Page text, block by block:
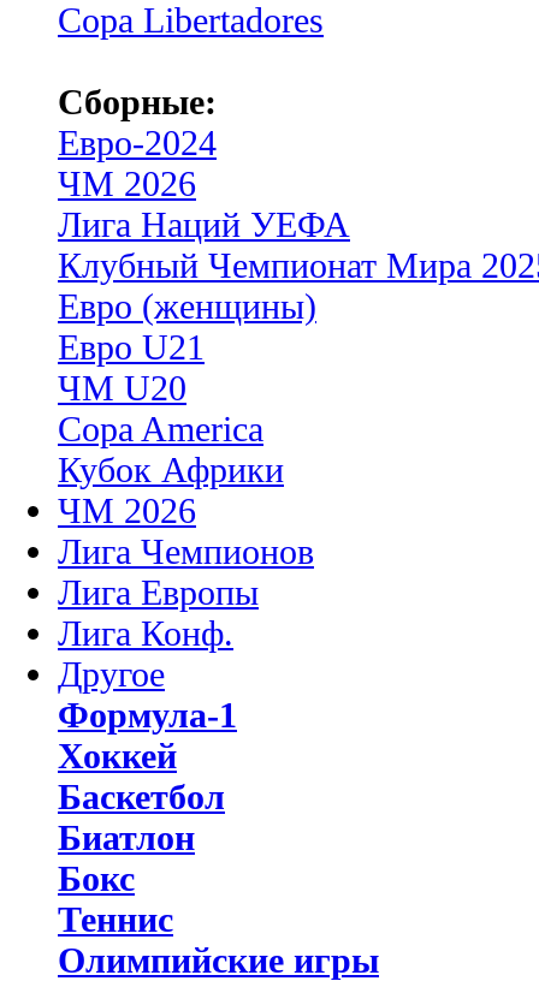
Copa Libertadores
Сборные:
Евро-2024
ЧМ 2026
Лига Наций УЕФА
Клубный Чемпионат Мира
Евро (женщины)
Евро U21
ЧМ U20
Copa America
Кубок Африки
ЧМ 2026
Лига Чемпионов
Лига Европы
Лига Конф.
Другое
Формула-1
Хоккей
Баскетбол
Биатлон
Бокс
Теннис
Олимпийские игры